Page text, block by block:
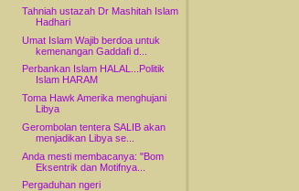
Tahniah ustazah Dr Mashitah Islam
Hadhari
Umat Islam Wajib berdoa untuk
kemenangan Gaddafi d...
Perbankan Islam HALAL...Politik
Islam HARAM
Toma Hawk Amerika menghujani
Libya
Gerombolan tentera SALIB akan
menjadikan Libya se...
Anda mesti membacanya: "Bom
Eksentrik dan Motifnya...
Pergaduhan ngeri